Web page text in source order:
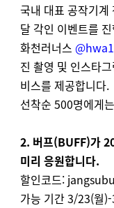
국내 대표 공작기계
달 각인 이벤트를
화천러너스
진 촬영 및 인스타
비스를 제공합니다.
선착순 500명에게
2. 버프(BUFF)가
미리 응원합니다.
할인코드:
가능 기간 3/23(월